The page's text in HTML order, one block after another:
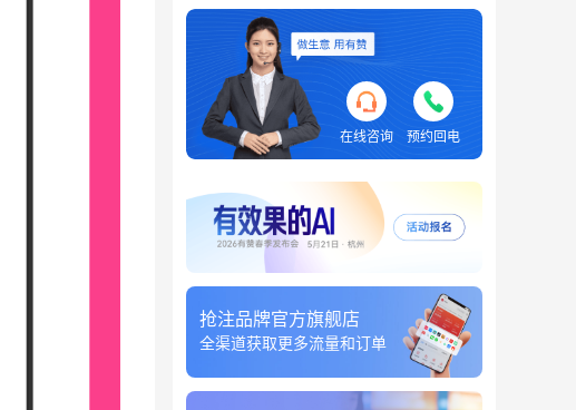
在线咨询 预约回电
抢注品牌官方旗舰店
全渠道获取更多流量和订单